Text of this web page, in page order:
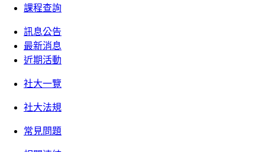
課程查詢
訊息公告
最新消息
近期活動
社大一覽
社大法規
常見問題